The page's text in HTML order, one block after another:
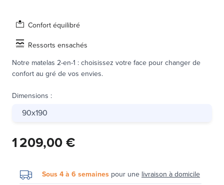
Confort équilibré
Ressorts ensachés
Notre matelas 2-en-1 : choisissez votre face pour changer de
confort au gré de vos envies.
Dimensions :
90x190
1 209,00 €
Sous 4 à 6 semaines pour une livraison à domicile